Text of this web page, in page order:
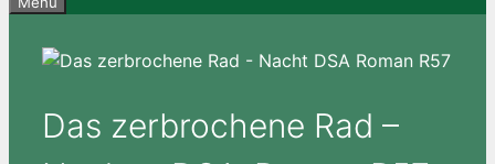
Das zerbrochene Rad –